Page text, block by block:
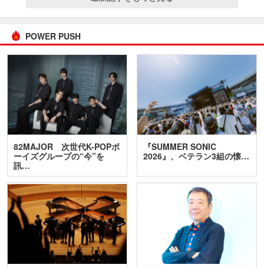
POWER PUSH
82MAJOR 次世代K-POPボ
ーイズグループの“今”を
訊…
『SUMMER SONIC
2026』、ベテラン3組の懐…